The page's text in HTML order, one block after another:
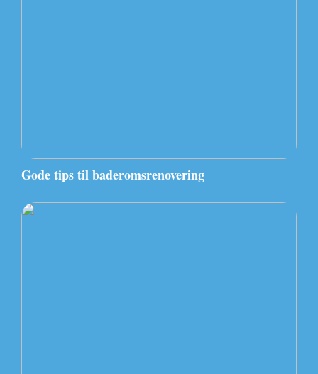
Gode tips til baderomsrenovering